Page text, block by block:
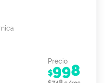
Precio
$998